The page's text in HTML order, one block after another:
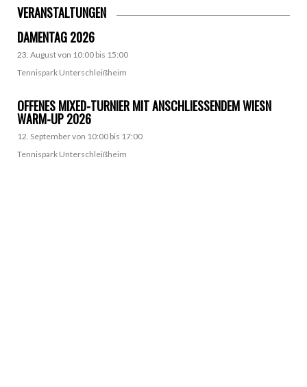
VERANSTALTUNGEN
DAMENTAG 2026
23. August von 10:00 bis 15:00
Tennispark Unterschleißheim
OFFENES MIXED-TURNIER MIT ANSCHLIESSENDEM WIESN W
ARM-UP 2026
12. September von 10:00 bis 17:00
Tennispark Unterschleißheim